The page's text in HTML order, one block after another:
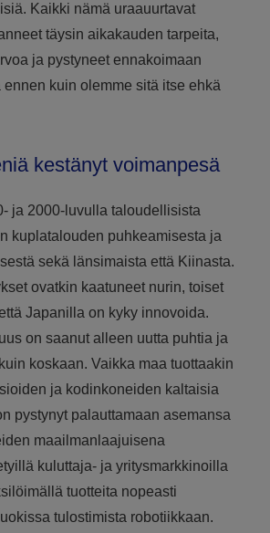
Kaikki nämä uraauurtavat
täysin aikakauden tarpeita,
ja pystyneet ennakoimaan
kuin olemme sitä itse ehkä
kestänyt voimanpesä
ja 2000-luvulla taloudellisista
kuplatalouden puhkeamisesta ja
sekä länsimaista että Kiinasta.
ovatkin kaatuneet nurin, toiset
Japanilla on kyky innovoida.
on saanut alleen uutta puhtia ja
koskaan. Vaikka maa tuottaakin
ja kodinkoneiden kaltaisia
pystynyt palauttamaan asemansa
maailmanlaajuisena
kuluttaja- ja yritysmarkkinoilla
tuotteita nopeasti
tulostimista robotiikkaan.